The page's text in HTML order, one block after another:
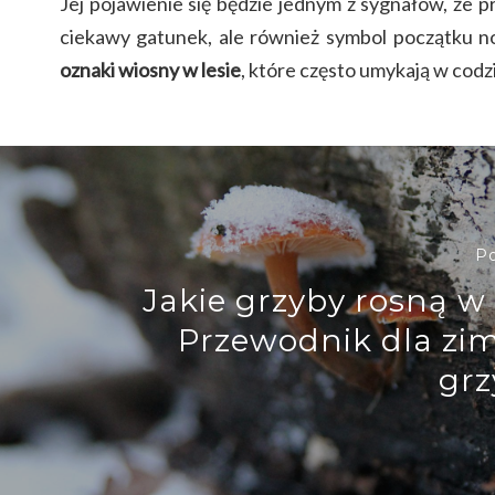
ciekawy gatunek, ale również symbol początku
oznaki wiosny w lesie, które często umykają w
Jakie grzyby rosną
Przewodnik dla